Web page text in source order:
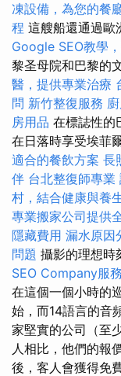
凍設備，為您的餐
程 這艘船還通過歐
Google SEO教學
黎圣母院和巴黎的
醫，提供專業治療
問 新竹整復服務
房用品 在標誌性的
在日落時享受埃菲
適合的餐飲方案 長
伴 台北整復師專業
村，結合健康與養
專業搬家公司提供
隱藏費用 漏水原因
問題 攝影的理想時
SEO Company服務
在這個一個小時的
始，而14語言的音
家堅實的公司（至
人相比，他們的報
後，客人會獲得免